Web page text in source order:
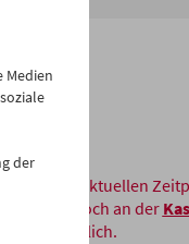
Zum aktuellen
nur noch an der
erhältlich.
Medien
der